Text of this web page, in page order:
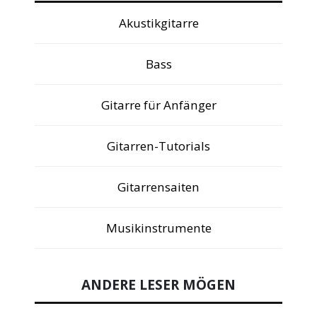
Akustikgitarre
Bass
Gitarre für Anfänger
Gitarren-Tutorials
Gitarrensaiten
Musikinstrumente
ANDERE LESER MÖGEN